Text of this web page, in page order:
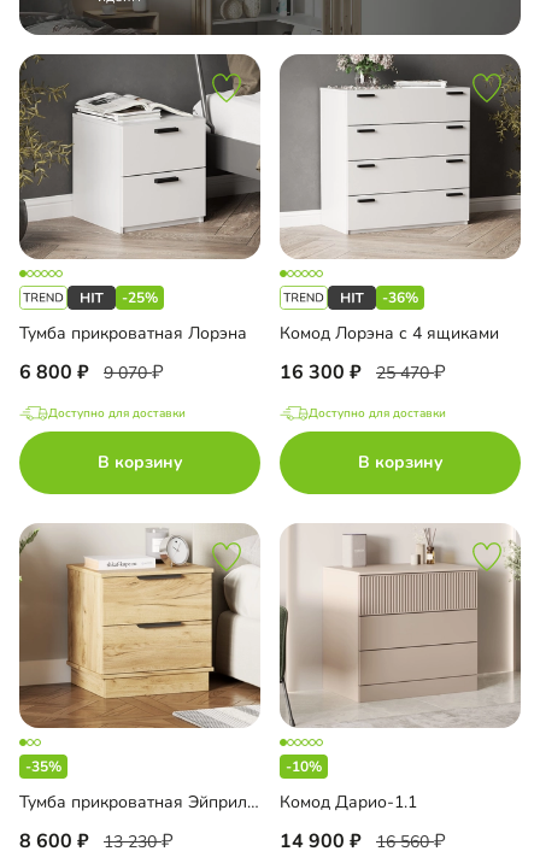
-25%
Тумба прикроватная Лорэна
6 800 9 070
Доступно для доставки
В корзину
-36%
Комод Лорэна с 4 ящиками
16 300 25 470
Доступно для доставки
В корзину
-35%
Тумба прикроватная Эйприл-1 Блэк
8 600 13 230
-10%
Комод Дарио-1.1
14 900 16 560